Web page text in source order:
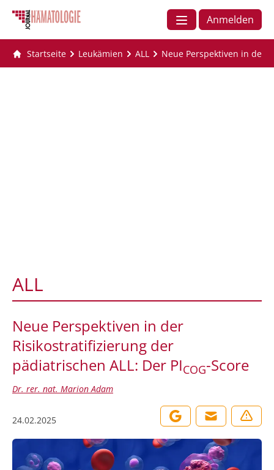
Anmelden
Startseite Leukämien ALL Neue Perspektiven in der
ALL
Neue Perspektiven in der
Risikostratifizierung der
pädiatrischen ALL: Der PICOG-Score
Dr. rer. nat. Marion Adam
24.02.2025